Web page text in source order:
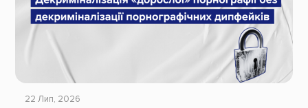
22 Лип, 2026